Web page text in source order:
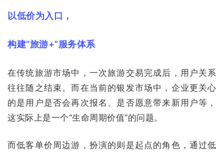
以低价为入口，
构建“旅游+”服务体系
在传统旅游市场中，一次旅游交易完成后，用户关系
往往随之结束。而在当前的银发市场中，企业更关心
的是用户是否会再次报名、是否愿意带来新用户等，
这实际上是一个“生命周期价值”的问题。
而低客单价周边游，扮演的则是起点的角色，通过低